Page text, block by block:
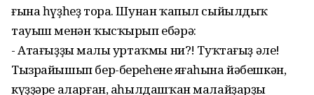
ғына һүҙһеҙ тора. Шунан ҡапыл сыйылдыҡ
тауыш менән ҡысҡырып ебәрә:
- Атағыҙҙың малы уртаҡмы ни?! Туҡтағыҙ әле!
Тызрайышып бер-береһенең яғаһына йәбешкән,
күҙҙәре аларған, аһылдашҡан малайҙарҙың